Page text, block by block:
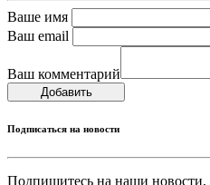
Ваше имя
Ваш email
Ваш комментарий
Добавить
Подписаться на новости
Подпишитесь на наши